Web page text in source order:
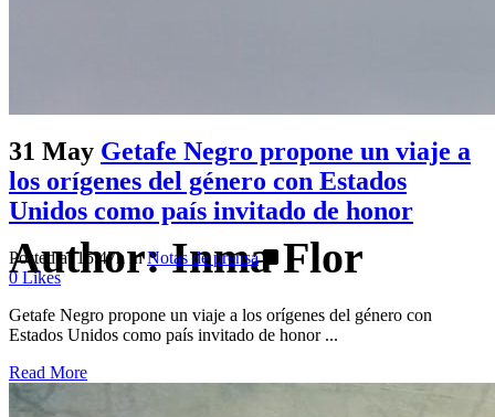
Author: Inma Flor
31 May Getafe Negro propone un viaje a
los orígenes del género con Estados
Unidos como país invitado de honor
Posted at 15:47hinNotas de prensa
0Likes
Getafe Negro propone un viaje a los orígenes del género con
Estados Unidos como país invitado de honor ...
Read More